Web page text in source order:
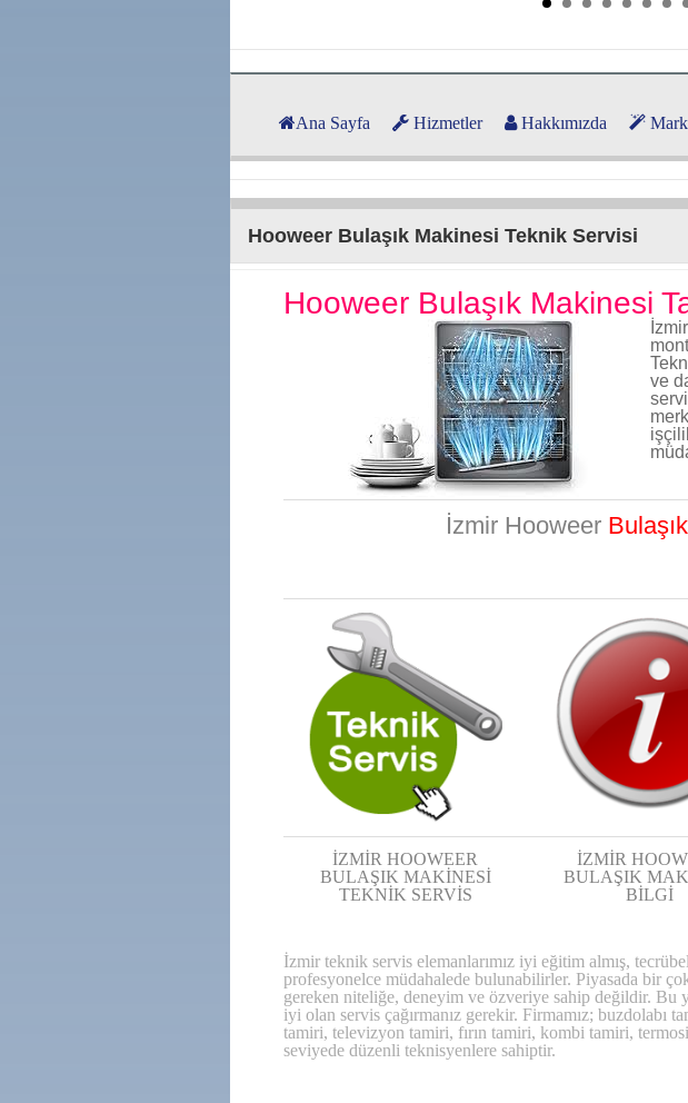
Ana Sayfa Hizmetler Hakkımızda
Hooweer Bulaşık Makinesi Teknik Servisi
Hooweer Bulaşık Makinesi
ve
İzmir Hooweer
İZMİR HOOWEER
BULAŞIK MAKİNESİ
TEKNİK SERVİS
İZMİR
BULAŞIK
BİLGİ
İzmir teknik servis elemanlarımız iyi eğitim almış,
profesyonelce müdahalede bulunabilirler. Piyasada bir
gereken niteliğe, deneyim ve özveriye sahip değildir.
iyi olan servis çağırmanız gerekir. Firmamız; buzdolabı
tamiri, televizyon tamiri, fırın tamiri, kombi tamiri,
seviyede düzenli teknisyenlere sahiptir.